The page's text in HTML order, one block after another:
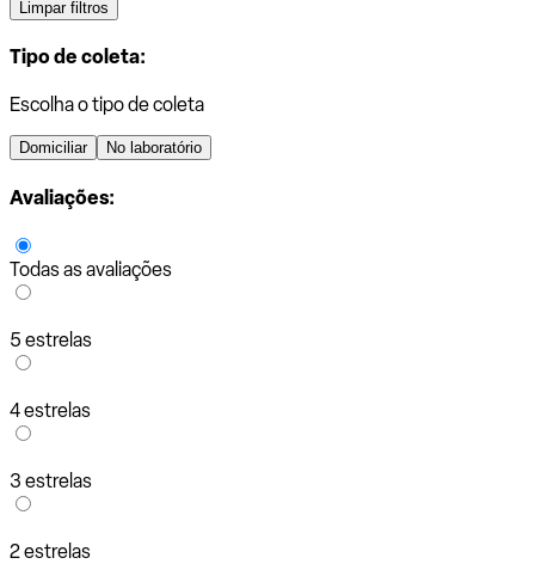
Limpar filtros
Tipo de coleta:
Escolha o tipo de coleta
Domiciliar No laboratório
Avaliações:
Todas as avaliações
5 estrelas
4 estrelas
3 estrelas
2 estrelas